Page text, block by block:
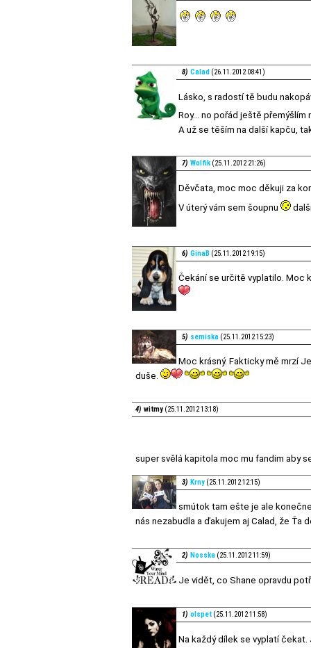
8) Calad (26.11.2012 08:41)
Lásko, s radostí tě budu
Roy... no pořád ještě
A už se těším na další kapču,
7) Wolfik (25.11.2012 21:26)
Děvčata, moc moc děkuji za
V úterý vám sem šoupnu
6) GinaB (25.11.2012 19:15)
Čekání se určitě vyplatilo. Moc
5) semiska (25.11.2012 15:23)
Moc krásný. Fakticky mě mrzí
duše.
4) witmy (25.11.2012 13:18)
super svělá kapitola moc mu fandim aby
3) Krny (25.11.2012 12:15)
smútok tam ešte je ale
nás nezabudla a ďakujem aj Calad, že Ťa
2) Nosska (25.11.2012 11:59)
Je vidět, co Shane opravdu
1) olspet (25.11.2012 11:58)
Na každý dílek se vyplatí